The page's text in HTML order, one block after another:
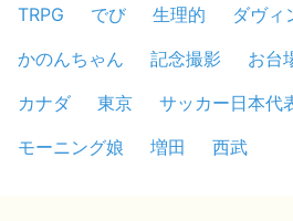
TRPG
でび 生理的 ダヴィ
かのんちゃん
記念撮影 お台
カナダ
東京 サッカー日本代
モーニング娘
増田 西武